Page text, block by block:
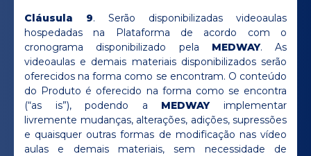
Cláusula 9. Serão disponibilizadas videoaulas
hospedadas na Plataforma de acordo com o
cronograma disponibilizado pela MEDWAY. As
videoaulas e demais materiais disponibilizados serão
oferecidos na forma como se encontram. O conteúdo
do Produto é oferecido na forma como se encontra
(“as is”), podendo a MEDWAYimplementar
livremente mudanças, alterações, adições, supressões
e quaisquer outras formas de modificação nas vídeo
aulas e demais materiais, sem necessidade de